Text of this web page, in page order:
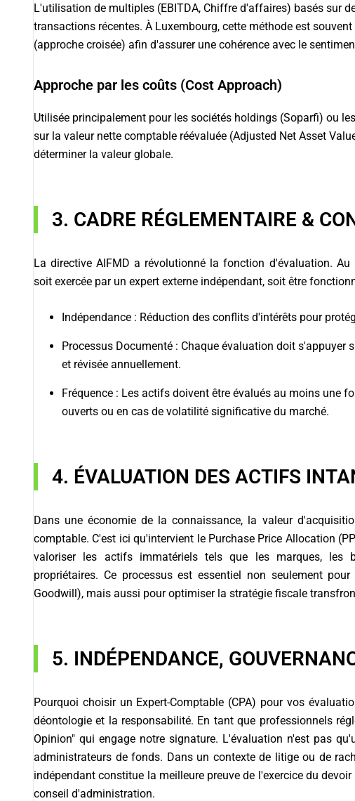
L'utilisation de multiples (EBITDA, Chiffre d'affaires) basés sur
transactions récentes. À Luxembourg, cette méthode est
(approche croisée) afin d'assurer une cohérence avec le
Approche par les coûts (Cost Approach)
Utilisée principalement pour les sociétés holdings (Soparfi) ou
sur la valeur nette comptable réévaluée (Adjusted Net Asset
déterminer la valeur globale.
3. CADRE RÉGLEMENTAIRE &
La directive AIFMD a révolutionné la fonction d'évaluation.
soit exercée par un expert externe indépendant, soit être
Indépendance : Réduction des conflits d'intérêts pour
Processus Documenté : Chaque évaluation doit s'appuyer
et révisée annuellement.
Fréquence : Les actifs doivent être évalués au moins une
ouverts ou en cas de volatilité significative du marché.
4. ÉVALUATION DES ACTIFS
Dans une économie de la connaissance, la valeur
comptable. C'est ici qu'intervient le Purchase Price Allocation
valoriser les actifs immatériels tels que les marques, les
propriétaires. Ce processus est essentiel non seulement
Goodwill), mais aussi pour optimiser la stratégie fiscale
5. INDÉPENDANCE,
Pourquoi choisir un Expert-Comptable (CPA) pour vos
déontologie et la responsabilité. En tant que professionnels
Opinion" qui engage notre signature. L'évaluation n'est pas
administrateurs de fonds. Dans un contexte de litige ou de
indépendant constitue la meilleure preuve de l'exercice du
conseil d'administration.